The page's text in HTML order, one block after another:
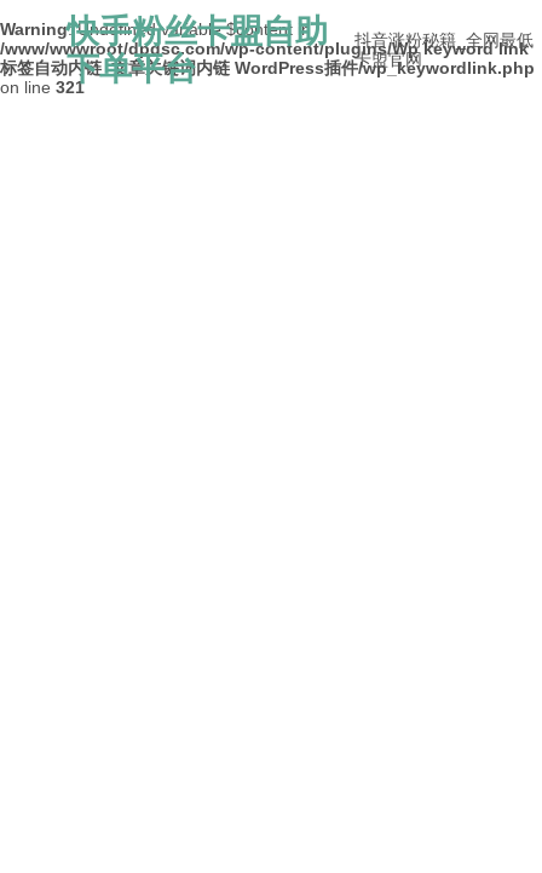
Warning: Undefined variable $content in
/www/wwwroot/dpdsc.com/wp-content/plugins/Wp keyword link
标签自动内链_文章关键词内链 WordPress插件/wp_keywordlink.php
on line 321
快手粉丝卡盟自助
下单平台
抖音涨粉秘籍_全网最低
卡盟官网